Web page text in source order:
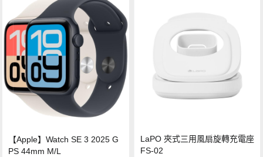
【Apple】Watch SE 3 2025 G
PS 44mm M/L
LaPO 夾式三用風扇旋轉充電座
FS-02